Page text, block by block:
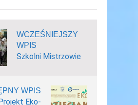
WCZEŚNIEJSZY
WPIS
Szkolni Mistrzowie
WPIS
Eko-